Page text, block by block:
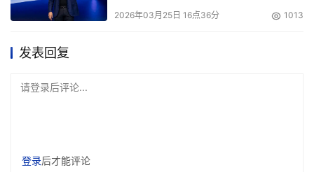
效的沟通，持续兑现价值给你，并不断扩大盈利。市场在不
枪并不划算。现在到了给您换上狙击步枪，安上瞄准镜的时
2026年03月25日 16点36分 1013
发表回复
请登录后评论...
登录后才能评论